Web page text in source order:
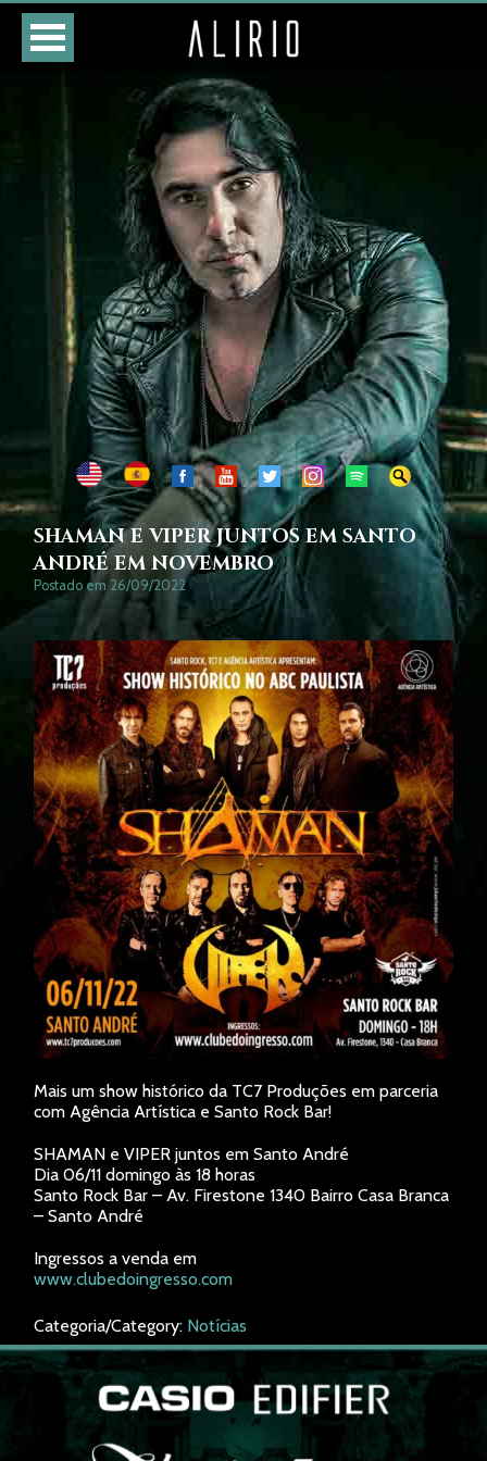
CURSO
AGENDA
BIOGRAFIA
DISCOGRAFIA
FOTOS
VÍDEOS
CONTATOS
SHAMAN E VIPER JUNTOS EM SANTO
ANDRÉ EM NOVEMBRO
Postado em 26/09/2022
Mais um show histórico da TC7 Produções em parceria
com Agência Artística e Santo Rock Bar!
SHAMAN e VIPER juntos em Santo André
Dia 06/11 domingo às 18 horas
Santo Rock Bar – Av. Firestone 1340 Bairro Casa Branca
– Santo André
Ingressos a venda em
www.clubedoingresso.com
Categoria/Category: Notícias